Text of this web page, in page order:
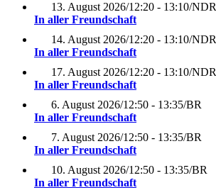
13. August 2026/12:20 - 13:10/NDR
In aller Freundschaft
14. August 2026/12:20 - 13:10/NDR
In aller Freundschaft
17. August 2026/12:20 - 13:10/NDR
In aller Freundschaft
6. August 2026/12:50 - 13:35/BR
In aller Freundschaft
7. August 2026/12:50 - 13:35/BR
In aller Freundschaft
10. August 2026/12:50 - 13:35/BR
In aller Freundschaft